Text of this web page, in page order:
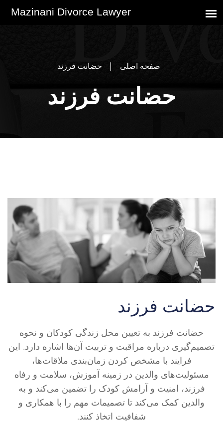
صفحه اصلی حضانت فرزند
حضانت فرزند
حضانت فرزند
حضانت فرزند به تعیین محل زندگی کودکان و نحوه
تصمیم‌گیری درباره مراقبت و تربیت آن‌ها اشاره دارد. این
فرایند با مشخص کردن زمان‌بندی ملاقات‌ها،
مسئولیت‌های والدین در زمینه آموزش، سلامت و رفاه
فرزند، امنیت و آرامش کودک را تضمین می‌کند و به
والدین کمک می‌کند تا تصمیمات مهم را با همکاری و
شفافیت اتخاذ کنند.